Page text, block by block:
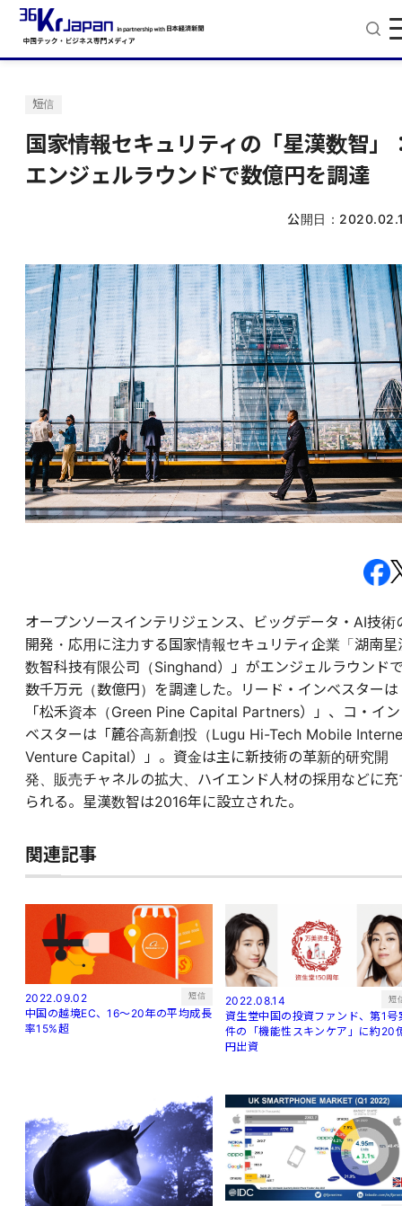
短信
国家情報セキュリティの「星漢数智」
エンジェルラウンドで数億円を調達
公開日：
オープンソースインテリジェンス、ビッグデータ・AI技術
開発・応用に注力する国家情報セキュリティ企業「湖南星
数智科技有限公司（Singhand）」がエンジェルラウンド
数千万元（数億円）を調達した。リード・インベスターは
「松禾資本（Green Pine Capital Partners）」、コ・イン
ベスターは「麓谷高新創投（Lugu Hi-Tech Mobile
Venture Capital）」。資金は主に新技術の革新的研究開
発、販売チャネルの拡大、ハイエンド人材の採用などに充
られる。星漢数智は2016年に設立された。
関連記事
2022.09.02 短信
中国の越境EC、16～20年の平均成長
率15%超
2022.08.14 短
資生堂中国の投資ファンド、第1号
件の「機能性スキンケア」に約20
円出資